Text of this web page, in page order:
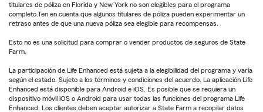
titulares de póliza en Florida y New York no son elegibles para el programa
completo.Ten en cuenta que algunos titulares de póliza pueden experimentar un
retraso antes de que una nueva póliza sea elegible para recompensas.
Esto no es una solicitud para comprar o vender productos de seguros de State
Farm.
La participación de Life Enhanced está sujeta a la elegibilidad del programa y varía
según el estado. Sujeto a los términos y condiciones del acuerdo. La aplicación Life
Enhanced está disponible para Android e iOS. Es posible que se requiera un
dispositivo móvil iOS o Android para usar todas las funciones del programa Life
Enhanced. Los clientes deben aceptar autorizar a State Farm a recopilar datos